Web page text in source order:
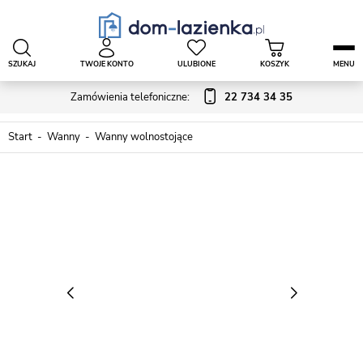
Zamówienia telefoniczne: 22 734 34 35
SZUKAJ TWOJE KONTO ULUBIONE KOSZYK MENU
Start Wanny Wanny wolnostojące